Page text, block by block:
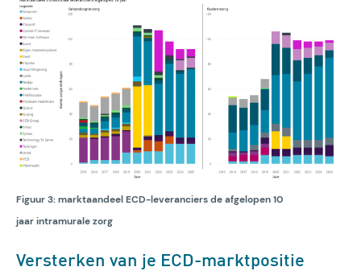
Figuur 3: marktaandeel ECD-leveranciers de afgelopen 10
jaar intramurale zorg
Versterken van je ECD-marktpositie